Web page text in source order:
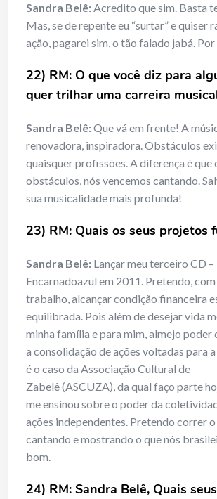
Sandra Belê:Acredito que sim. Basta
Mas, se de repente eu “surtar” e quiser
ação, pagarei sim, o tão falado jabá. Por
22) RM: O que você diz para
quer trilhar uma carreira
Sandra Belê:Que vá em frente! A
renovadora, inspiradora. Obstáculos
quaisquer profissões. A diferença é que
obstáculos, nós vencemos cantando.
sua musicalidade mais profunda!
23) RM: Quais os seus projetos
Sandra Belê: Lançar meu terceiro CD –
Encarnadoazul em 2011. Pretendo, com
trabalho, alcançar condição financeira
equilibrada. Pois além de desejar vida
minha família e para mim, almejo
a consolidação de ações voltadas para
é o caso da Associação Cultural de
Zabelê (ASCUZA), da qual faço parte
me ensinou sobre o poder da
ações independentes. Pretendo correr
cantando e mostrando o que nós
bom.
24) RM: Sandra Belê, Quais